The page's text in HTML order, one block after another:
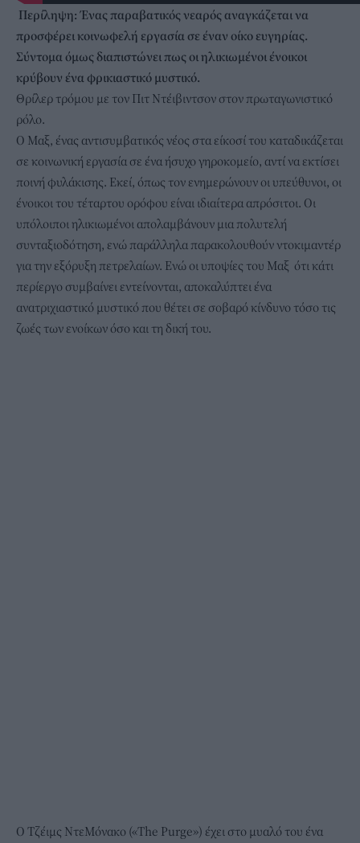
Περίληψη: Ένας παραβατικός νεαρός αναγκάζεται να
προσφέρει κοινωφελή εργασία σε έναν οίκο ευγηρίας.
Σύντομα όμως διαπιστώνει πως οι ηλικιωμένοι ένοικοι
κρύβουν ένα φρικιαστικό μυστικό.
Θρίλερ τρόμου με τον Πιτ Ντέιβιντσον στον πρωταγωνιστικό
ρόλο.
Ο Μαξ, ένας αντισυμβατικός νέος στα είκοσί του καταδικάζεται
σε κοινωνική εργασία σε ένα ήσυχο γηροκομείο, αντί να εκτίσει
ποινή φυλάκισης. Εκεί, όπως τον ενημερώνουν οι υπεύθυνοι, οι
ένοικοι του τέταρτου ορόφου είναι ιδιαίτερα απρόσιτοι. Οι
υπόλοιποι ηλικιωμένοι απολαμβάνουν μια πολυτελή
συνταξιοδότηση, ενώ παράλληλα παρακολουθούν ντοκιμαντέρ
για την εξόρυξη πετρελαίων. Ενώ οι υποψίες του Μαξ ότι κάτι
περίεργο συμβαίνει εντείνονται, αποκαλύπτει ένα
ανατριχιαστικό μυστικό που θέτει σε σοβαρό κίνδυνο τόσο τις
ζωές των ενοίκων όσο και τη δική του.
Ο Τζέιμς ΝτεΜόνακο («The Purge») έχει στο μυαλό του ένα